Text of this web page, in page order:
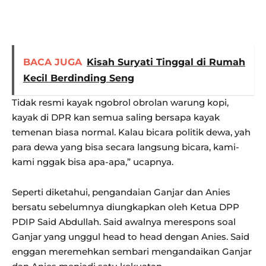
BACA JUGA Kisah Suryati Tinggal di Rumah
Kecil Berdinding Seng
Tidak resmi kayak ngobrol obrolan warung kopi,
kayak di DPR kan semua saling bersapa kayak
temenan biasa normal. Kalau bicara politik dewa, yah
para dewa yang bisa secara langsung bicara, kami-
kami nggak bisa apa-apa,” ucapnya.
Seperti diketahui, pengandaian Ganjar dan Anies
bersatu sebelumnya diungkapkan oleh Ketua DPP
PDIP Said Abdullah. Said awalnya merespons soal
Ganjar yang unggul head to head dengan Anies. Said
enggan meremehkan sembari mengandaikan Ganjar